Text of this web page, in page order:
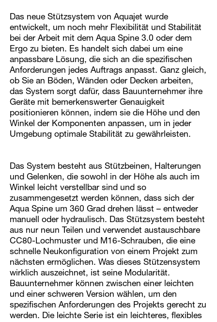
Das neue Stützsystem von Aquajet wurde
entwickelt, um noch mehr Flexibilität und Stabilität
bei der Arbeit mit dem Aqua Spine 3.0 oder dem
Ergo zu bieten. Es handelt sich dabei um eine
anpassbare Lösung, die sich an die spezifischen
Anforderungen jedes Auftrags anpasst. Ganz gleich,
ob Sie an Böden, Wänden oder Decken arbeiten,
das System sorgt dafür, dass Bauunternehmer ihre
Geräte mit bemerkenswerter Genauigkeit
positionieren können, indem sie die Höhe und den
Winkel der Komponenten anpassen, um in jeder
Umgebung optimale Stabilität zu gewährleisten.
Das System besteht aus Stützbeinen, Halterungen
und Gelenken, die sowohl in der Höhe als auch im
Winkel leicht verstellbar sind und so
zusammengesetzt werden können, dass sich der
Aqua Spine um 360 Grad drehen lässt – entweder
manuell oder hydraulisch. Das Stützsystem besteht
aus nur neun Teilen und verwendet austauschbare
CC80-Lochmuster und M16-Schrauben, die eine
schnelle Neukonfiguration von einem Projekt zum
nächsten ermöglichen. Was dieses Stützensystem
wirklich auszeichnet, ist seine Modularität.
Bauunternehmer können zwischen einer leichten
und einer schweren Version wählen, um den
spezifischen Anforderungen des Projekts gerecht zu
werden. Die leichte Serie ist ein leichteres, flexibles